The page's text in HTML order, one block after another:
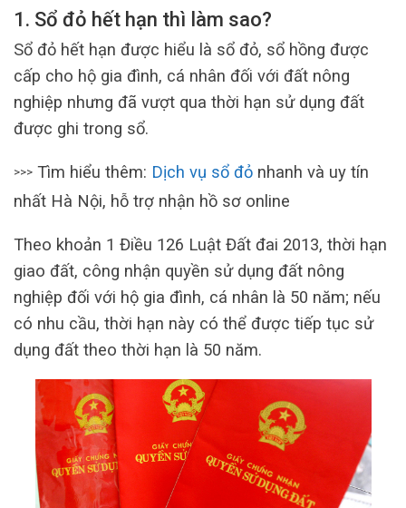
1. Sổ đỏ hết hạn thì làm sao?
Sổ đỏ hết hạn được hiểu là sổ đỏ, sổ hồng được
cấp cho hộ gia đình, cá nhân đối với đất nông
nghiệp nhưng đã vượt qua thời hạn sử dụng đất
được ghi trong sổ.
>>> Tìm hiểu thêm: Dịch vụ sổ đỏ nhanh và uy tín
nhất Hà Nội, hỗ trợ nhận hồ sơ online
Theo khoản 1 Điều 126 Luật Đất đai 2013, thời hạn
giao đất, công nhận quyền sử dụng đất nông
nghiệp đối với hộ gia đình, cá nhân là 50 năm; nếu
có nhu cầu, thời hạn này có thể được tiếp tục sử
dụng đất theo thời hạn là 50 năm.